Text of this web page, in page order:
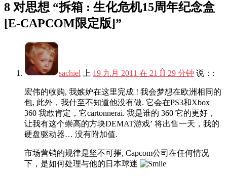
8 对思想 “拆箱 : 生化危机15周年纪念盒
[E-CAPCOM限定版]”
sachiel 上 19 九月 2011 在 21 Ĥ 29 分钟 说：:
宏伟的收购, 我嫉妒在这里完成 ! 我会梦想在欧洲相同的
包, 此外，我什至不知道他没有做. 它会在PS3和Xbox
360 我敢肯定，它cartonnerai. 我是谁的 360 它的更好，
让我有这个崇高的方块DEMAT游戏’ 将出售一天，我的
硬盘驱动器… 没有附加值.
市场营销的规律是坚不可摧, Capcom公司在任何情况
下，是如何处理与他的日本球迷